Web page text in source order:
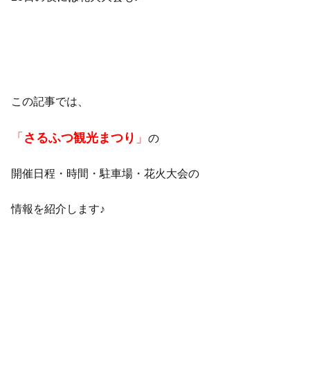
この記事では、
「 さるふつ観光まつり 」 の
開催日程・時間・駐車場・花火大会の
情報を紹介します♪